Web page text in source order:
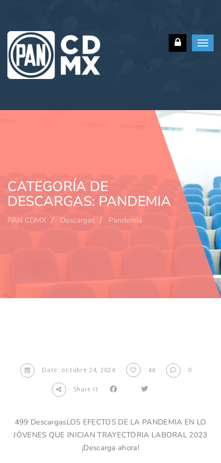
CATEGORÍA DE
DESCARGAS: PANDEMIA
PAN CDMX Descargas Pandemia
Date: octubre 24, 2024 44
0
Share It
499 DescargasLOS EFECTOS DE LA PANDEMIA EN LO
JÓVENES QUE INICIAN TRAYECTORIA LABORAL 2023
¡Descarga ahora!